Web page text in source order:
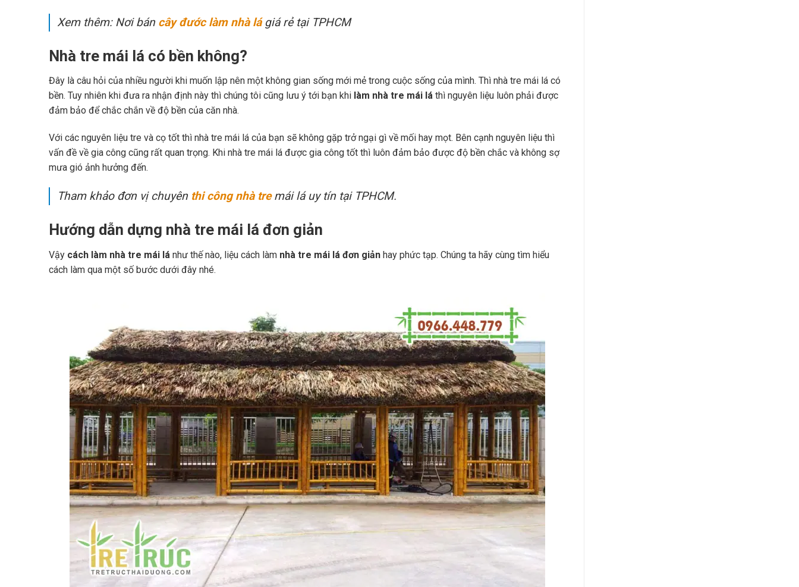
Xem thêm: Nơi bán cây đước làm nhà lágiá rẻ tại TPHCM
Nhà tre mái lá có bền không?
Đây là câu hỏi của nhiều người khi muốn lập nên một không gian sống mới mẻ trong cuộc sống của mình. Thì nhà tre mái lá có
bền. Tuy nhiên khi đưa ra nhận định này thì chúng tôi cũng lưu ý tới bạn khi làm nhà tre mái lá thì nguyên liệu luôn phải được
đảm bảo để chắc chắn về độ bền của căn nhà.
Với các nguyên liệu tre và cọ tốt thì nhà tre mái lá của bạn sẽ không gặp trở ngại gì về mối hay mọt. Bên cạnh nguyên liệu thì
vấn đề về gia công cũng rất quan trọng. Khi nhà tre mái lá được gia công tốt thì luôn đảm bảo được độ bền chắc và không sợ
mưa gió ảnh hưởng đến.
Tham khảo đơn vị chuyên thi công nhà tremái lá uy tín tại TPHCM.
Hướng dẫn dựng nhà tre mái lá đơn giản
Vậy cách làm nhà tre mái lá như thế nào, liệu cách làm nhà tre mái lá đơn giản hay phức tạp. Chúng ta hãy cùng tìm hiểu
cách làm qua một số bước dưới đây nhé.